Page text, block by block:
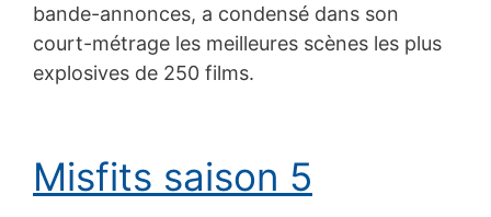
bande-annonces, a condensé dans son
court-métrage les meilleures scènes les plus
explosives de 250 films.
Misfits saison 5